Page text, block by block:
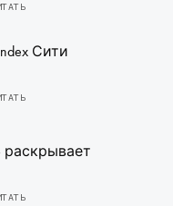
Сити
раскрывает